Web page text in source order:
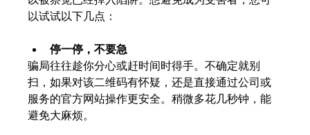
以试试以下几点：
停一停，不要急
骗局往往趁你分心或赶时间时得手。不确定就别
扫，如果对该二维码有怀疑，还是直接通过公司或
服务的官方网站操作更安全。稍微多花几秒钟，能
避免大麻烦。